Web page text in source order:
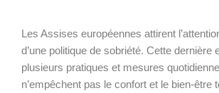
Les Assises européennes attirent
d’une politique de sobriété. Cette dernière
plusieurs pratiques et mesures
n’empêchent pas le confort et le bien-être